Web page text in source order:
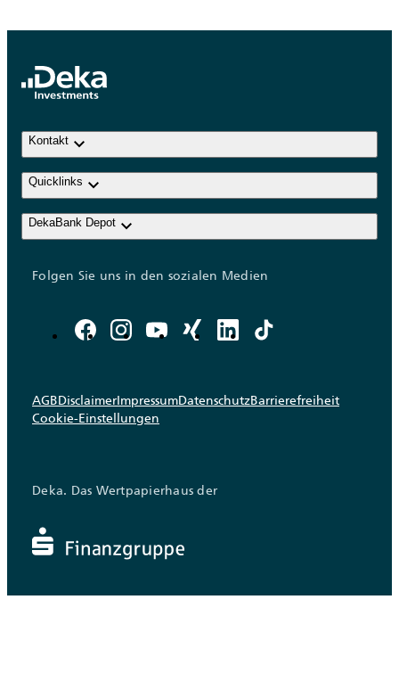
Kontakt keyboard_arrow_down
Quicklinks keyboard_arrow_down
DekaBank Depot keyboard_arrow_down
Folgen Sie uns in den sozialen Medien
AGBDisclaimerImpressumDatenschutzBarrierefreiheit
Cookie-Einstellungen
Deka. Das Wertpapierhaus der